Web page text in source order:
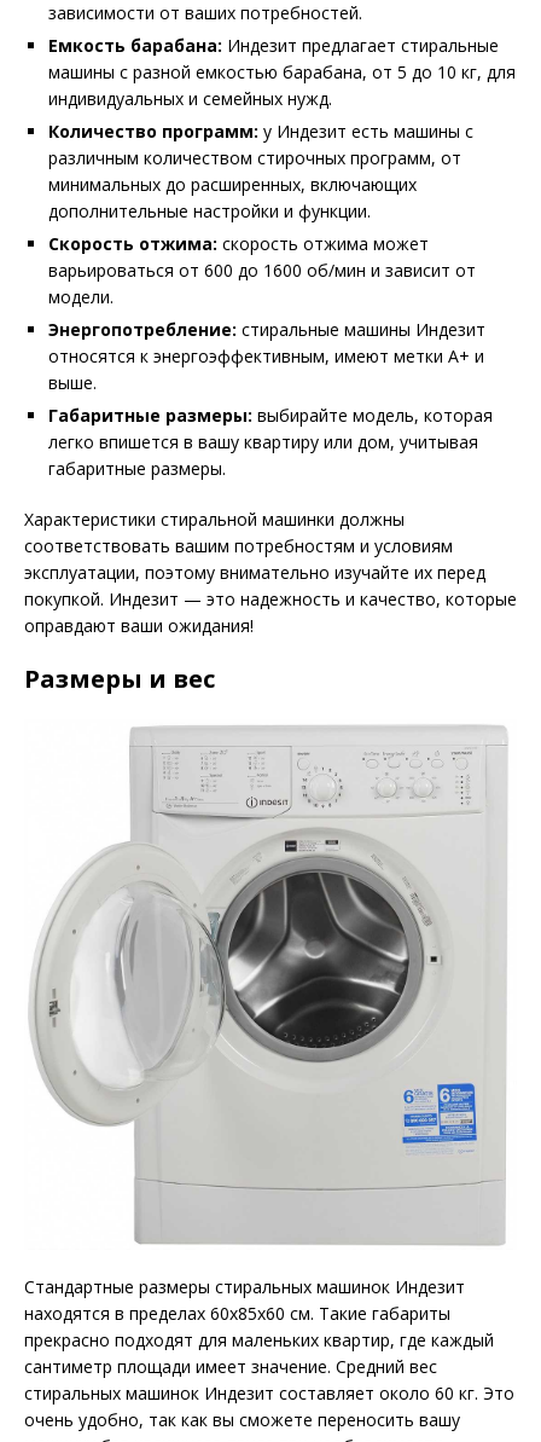
зависимости от ваших потребностей.
Емкость барабана: Индезит предлагает стиральные
машины с разной емкостью барабана, от 5 до 10 кг, для
индивидуальных и семейных нужд.
Количество программ: у Индезит есть машины с
различным количеством стирочных программ, от
минимальных до расширенных, включающих
дополнительные настройки и функции.
Скорость отжима: скорость отжима может
варьироваться от 600 до 1600 об/мин и зависит от
модели.
Энергопотребление: стиральные машины Индезит
относятся к энергоэффективным, имеют метки A+ и
выше.
Габаритные размеры: выбирайте модель, которая
легко впишется в вашу квартиру или дом, учитывая
габаритные размеры.
Характеристики стиральной машинки должны
соответствовать вашим потребностям и условиям
эксплуатации, поэтому внимательно изучайте их перед
покупкой. Индезит — это надежность и качество, которые
оправдают ваши ожидания!
Размеры и вес
Стандартные размеры стиральных машинок Индезит
находятся в пределах 60x85x60 см. Такие габариты
прекрасно подходят для маленьких квартир, где каждый
сантиметр площади имеет значение. Средний вес
стиральных машинок Индезит составляет около 60 кг. Это
очень удобно, так как вы сможете переносить вашу